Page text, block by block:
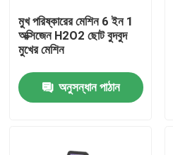
মুখ পরিষ্কারের মেশিন 6 ইন 1
অক্সিজেন H2O2 ছোট বুদবুদ
মুখের মেশিন
অনুসন্ধান পাঠান